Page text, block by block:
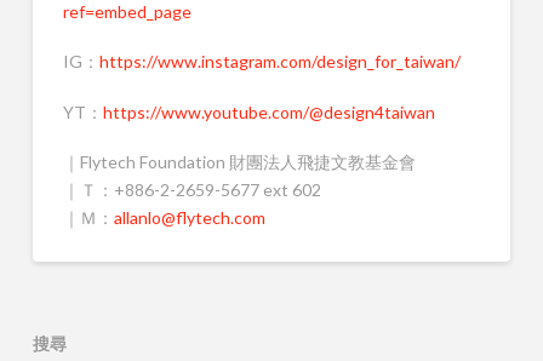
ref=embed_page
IG： https://www.instagram.com/design_for_taiwan/
YT： https://www.youtube.com/@design4taiwan
｜Flytech Foundation 財團法人飛捷文教基金會
｜Ｔ：+886-2-2659-5677 ext 602
｜Ｍ： allanlo@flytech.com
搜尋